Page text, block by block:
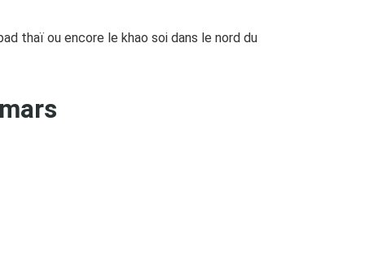
thaï ou encore le khao soi dans le nord du